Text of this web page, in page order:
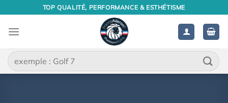
contenu
TOP QUALITÉ, PERFORMANCE & ESTHÉTISME
Recherche
pour :